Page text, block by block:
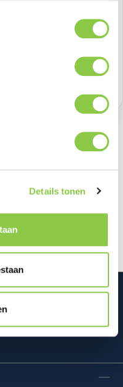
Details tonen
de
Fold6 met de Kindsuit